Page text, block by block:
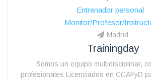
Entrenador personal
Monitor/Profesor/
Madrid
Trainingday
Somos un equipo multidisciplinar,
profesionales Licenciados en CCAFyD